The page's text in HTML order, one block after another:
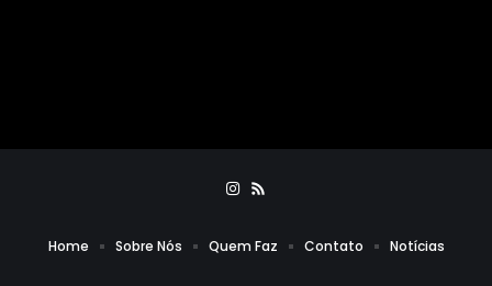
Home Sobre Nós Quem Faz Contato Notícias